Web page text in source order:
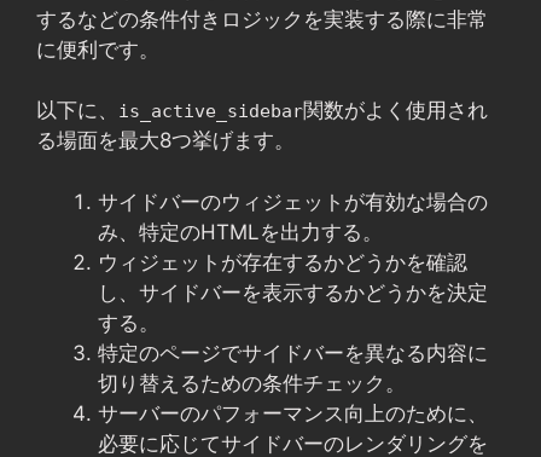
するなどの条件付きロジックを実装する際に非常
に便利です。
以下に、 is_active_sidebar関数がよく使用され
る場面を最大8つ挙げます。
サイドバーのウィジェットが有効な場合の
み、特定のHTMLを出力する。
ウィジェットが存在するかどうかを確認
し、サイドバーを表示するかどうかを決定
する。
特定のページでサイドバーを異なる内容に
切り替えるための条件チェック。
サーバーのパフォーマンス向上のために、
必要に応じてサイドバーのレンダリングを